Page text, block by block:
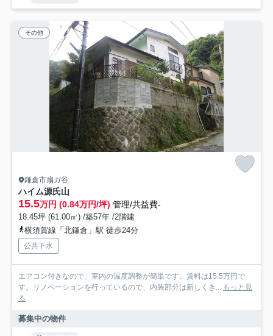
その他
鎌倉市扇ガ谷
ハイム源氏山
15.5万円 (0.84万円/坪) 管理/共益費-
18.45坪 (61.00㎡) /築57年 /2階建
横須賀線「北鎌倉」駅 徒歩24分
公共下水
エアコン付きなので、室内の温度調整が簡単です。賃料は15.5万円で
す。リノベーションを行っているので、内装部分は新しくき... もっと見
る
募集中の物件